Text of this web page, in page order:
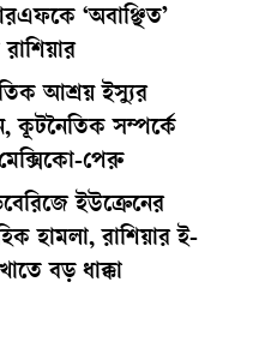
‘অবাঞ্ছিত’
আশ্রয় ইস্যুর
কূটনৈতিক সম্পর্কে
পেরু
ইউক্রেনের
হামলা, রাশিয়ার ই-
বড় ধাক্কা